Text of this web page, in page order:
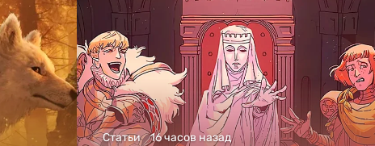
Статьи 16 часов назад